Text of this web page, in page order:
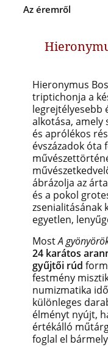
Az éremről
Hieronymus
triptichonja a
legrejtélyesebb
alkotása, amely
és aprólékos
évszázadok óta
ábrázolja az
és a pokol
zsenialitásának
egyetlen,
MostA
24 karátos
gyűjtői rúd
festmény
numizmatika
különleges
élményt nyújt,
értékálló
foglal el